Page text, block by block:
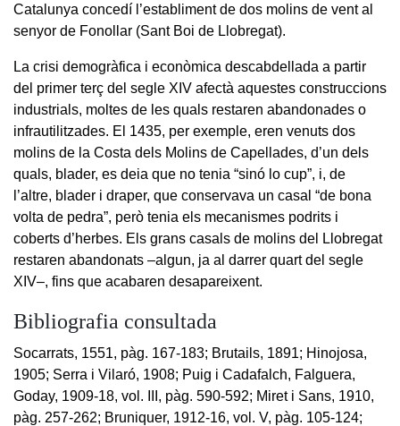
Catalunya concedí l’establiment de dos molins de vent al
senyor de Fonollar (Sant Boi de Llobregat).
La crisi demogràfica i econòmica descabdellada a partir
del primer terç del segle XIV afectà aquestes construccions
industrials, moltes de les quals restaren abandonades o
infrautilitzades. El 1435, per exemple, eren venuts dos
molins de la Costa dels Molins de Capellades, d’un dels
quals, blader, es deia que no tenia “sinó lo cup”, i, de
l’altre, blader i draper, que conservava un casal “de bona
volta de pedra”, però tenia els mecanismes podrits i
coberts d’herbes. Els grans casals de molins del Llobregat
restaren abandonats –algun, ja al darrer quart del segle
XIV–, fins que acabaren desapareixent.
Bibliografia consultada
Socarrats, 1551, pàg. 167-183; Brutails, 1891; Hinojosa,
1905; Serra i Vilaró, 1908; Puig i Cadafalch, Falguera,
Goday, 1909-18, vol. III, pàg. 590-592; Miret i Sans, 1910,
pàg. 257-262; Bruniquer, 1912-16, vol. V, pàg. 105-124;